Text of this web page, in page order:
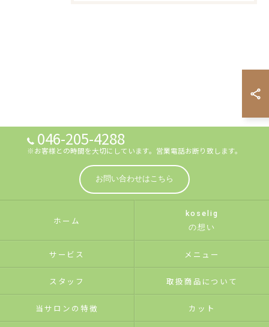
046-205-4288
※お客様との時間を大切にしています。営業電話お断り致します。
お問い合わせはこちら
ホーム
koselig
の想い
サービス メニュー
スタッフ 取扱商品について
当サロンの特徴 カット